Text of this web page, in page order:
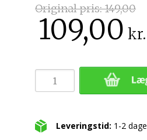
Original pris:149,00
109,00 kr.
Leveringstid: 1-2 dage